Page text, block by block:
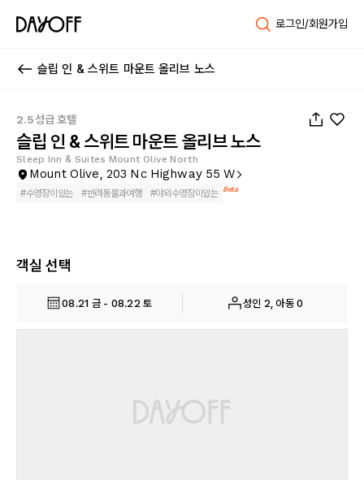
로그인/회원가입
슬립 인 & 스위트 마운트 올리브 노스
2.5성급 호텔
슬립 인 & 스위트 마운트 올리브 노스
Sleep Inn & Suites Mount Olive North
Mount Olive, 203 Nc Highway 55 W
#수영장이있는 #반려동물과여행 #야외수영장이있는 Beta
객실 선택
08.21 금 - 08.22 토 성인 2, 아동 0